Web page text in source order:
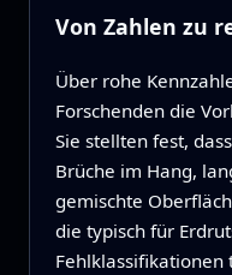
Von Zahlen zu
Über rohe
Forschenden die
Sie stellten fest,
Brüche im Hang,
gemischte
die typisch für
Fehlklassifikationen